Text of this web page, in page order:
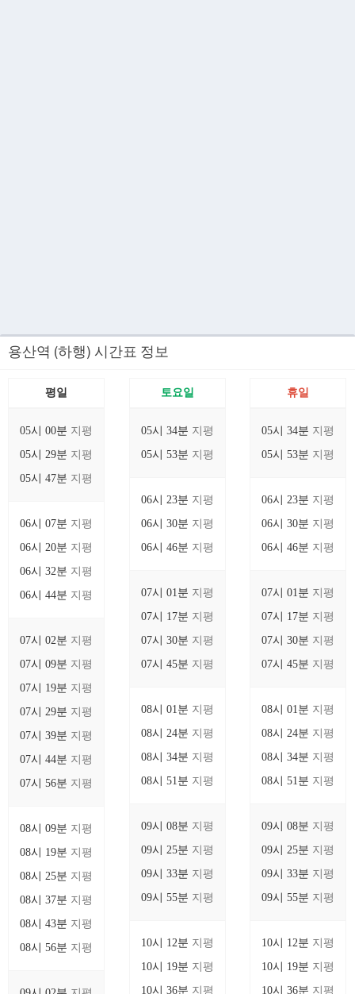
용산역 (하행) 시간표 정보
평일
05시 00분 지평
05시 29분 지평
05시 47분 지평
06시 07분 지평
06시 20분 지평
06시 32분 지평
06시 44분 지평
07시 02분 지평
07시 09분 지평
07시 19분 지평
07시 29분 지평
07시 39분 지평
07시 44분 지평
07시 56분 지평
08시 09분 지평
08시 19분 지평
08시 25분 지평
08시 37분 지평
08시 43분 지평
08시 56분 지평
토요일
05시 34분 지평
05시 53분 지평
06시 23분 지평
06시 30분 지평
06시 46분 지평
07시 01분 지평
07시 17분 지평
07시 30분 지평
07시 45분 지평
08시 01분 지평
08시 24분 지평
08시 34분 지평
08시 51분 지평
09시 08분 지평
09시 25분 지평
09시 33분 지평
09시 55분 지평
10시 12분 지평
10시 19분 지평
10시 36분 지평
휴일
05시 34분 지평
05시 53분 지평
06시 23분 지평
06시 30분 지평
06시 46분 지평
07시 01분 지평
07시 17분 지평
07시 30분 지평
07시 45분 지평
08시 01분 지평
08시 24분 지평
08시 34분 지평
08시 51분 지평
09시 08분 지평
09시 25분 지평
09시 33분 지평
09시 55분 지평
10시 12분 지평
10시 19분 지평
10시 36분 지평